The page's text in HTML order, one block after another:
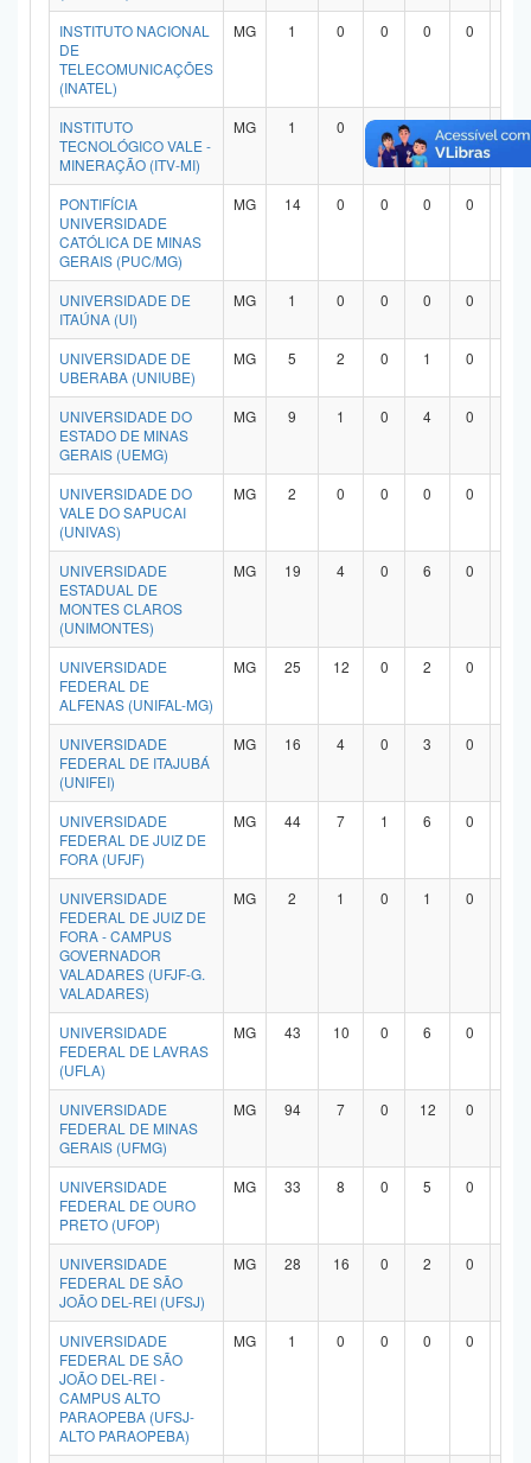
INSTITUTO NACIONAL
DE
TELECOMUNICAÇÕES
(INATEL)
MG 1 0 0 0 0
INSTITUTO
TECNOLÓGICO VALE -
MINERAÇÃO (ITV-MI)
MG 1 0 0 1 0 0
PONTIFÍCIA
UNIVERSIDADE
CATÓLICA DE MINAS
GERAIS (PUC/MG)
MG 14 0 0 0 0
UNIVERSIDADE DE
ITAÚNA (UI)
MG 1 0 0 0 0
UNIVERSIDADE DE
UBERABA (UNIUBE)
MG 5 2 0 1 0
UNIVERSIDADE DO
ESTADO DE MINAS
GERAIS (UEMG)
MG 9 1 0 4 0
UNIVERSIDADE DO
VALE DO SAPUCAI
(UNIVAS)
MG 2 0 0 0 0
UNIVERSIDADE
ESTADUAL DE
MONTES CLAROS
(UNIMONTES)
MG 19 4 0 6 0
UNIVERSIDADE
FEDERAL DE
ALFENAS (UNIFAL-MG)
MG 25 12 0 2 0
UNIVERSIDADE
FEDERAL DE ITAJUBÁ
(UNIFEI)
MG 16 4 0 3 0
UNIVERSIDADE
FEDERAL DE JUIZ DE
FORA (UFJF)
MG 44 7 1 6 0
UNIVERSIDADE
FEDERAL DE JUIZ DE
FORA - CAMPUS
GOVERNADOR
VALADARES (UFJF-G.
VALADARES)
MG 2 1 0 1 0
UNIVERSIDADE
FEDERAL DE LAVRAS
(UFLA)
MG 43 10 0 6 0
UNIVERSIDADE
FEDERAL DE MINAS
GERAIS (UFMG)
MG 94 7 0 12 0
UNIVERSIDADE
FEDERAL DE OURO
PRETO (UFOP)
MG 33 8 0 5 0
UNIVERSIDADE
FEDERAL DE SÃO
JOÃO DEL-REI (UFSJ)
MG 28 16 0 2 0
UNIVERSIDADE
FEDERAL DE SÃO
JOÃO DEL-REI -
CAMPUS ALTO
PARAOPEBA (UFSJ-
ALTO PARAOPEBA)
MG 1 0 0 0 0